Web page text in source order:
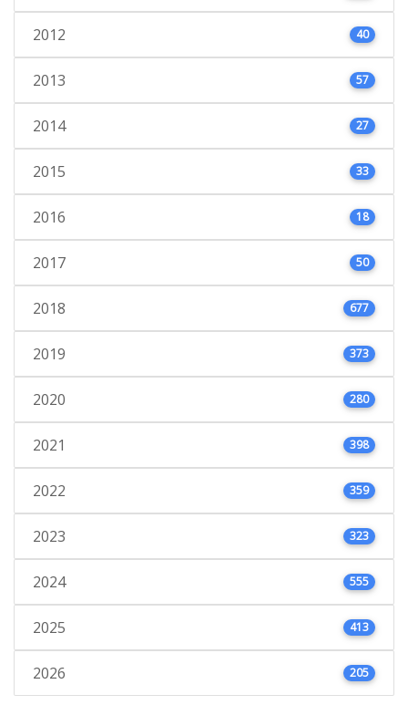
2012 40
2013 57
2014 27
2015 33
2016 18
2017 50
2018 677
2019 373
2020 280
2021 398
2022 359
2023 323
2024 555
2025 413
2026 205